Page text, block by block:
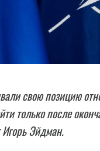
свою позицию
только после
Игорь Эйдман.